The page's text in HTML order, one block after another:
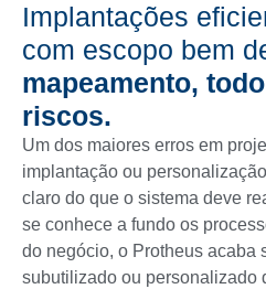
Implantações
com escopo bem
mapeamento,
riscos.
Um dos maiores erros em
implantação ou
claro do que o sistema deve
se conhece a fundo os
do negócio, o Protheus acaba
subutilizado ou personalizado